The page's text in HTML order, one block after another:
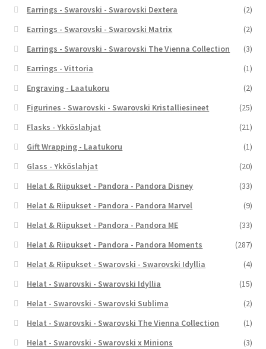
Earrings - Swarovski - Swarovski Dextera
(2)
Earrings - Swarovski - Swarovski Matrix
(2)
Earrings - Swarovski - Swarovski The Vienna Collection
(3)
Earrings - Vittoria
(1)
Engraving - Laatukoru
(2)
Figurines - Swarovski - Swarovski Kristalliesineet
(25)
Flasks - Ykköslahjat
(21)
Gift Wrapping - Laatukoru
(1)
Glass - Ykköslahjat
(20)
Helat & Riipukset - Pandora - Pandora Disney
(33)
Helat & Riipukset - Pandora - Pandora Marvel
(9)
Helat & Riipukset - Pandora - Pandora ME
(33)
Helat & Riipukset - Pandora - Pandora Moments
(287)
Helat & Riipukset - Swarovski - Swarovski Idyllia
(4)
Helat - Swarovski - Swarovski Idyllia
(15)
Helat - Swarovski - Swarovski Sublima
(2)
Helat - Swarovski - Swarovski The Vienna Collection
(1)
Helat - Swarovski - Swarovski x Minions
(3)